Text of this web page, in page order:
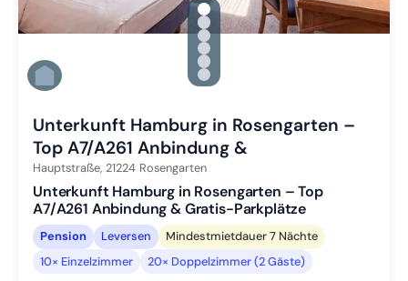
gallery.slide_selector
Zu Slide 1 wechseln
Zu Slide 2 wechseln
Zu Slide 3 wechseln
Zu Slide 4 wechseln
Zu Slide 5 wechseln
Zu Slide 6 wechseln
Unterkunft Hamburg in Rosengarten –
Top A7/A261 Anbindung &
Hauptstraße, 21224 Rosengarten
Unterkunft Hamburg in Rosengarten – Top
A7/A261 Anbindung & Gratis-Parkplätze
Pension Leversen
Mindestmietdauer 7 Nächte
10× Einzelzimmer
20× Doppelzimmer (2 Gäste)